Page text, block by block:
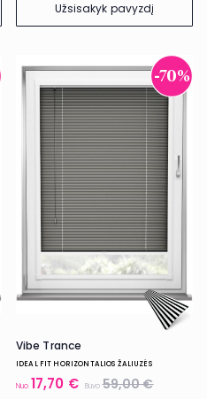
Užsisakyk pavyzdį
-70%
Vibe Trance
IDEAL FIT HORIZONTALIOS ŽALIUZĖS
Nuo 17,70 € Buvo59,00 €